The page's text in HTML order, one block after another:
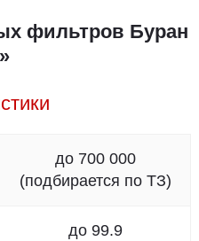
фильтров Буран
до 700 000
(подбирается по ТЗ)
до 99.9